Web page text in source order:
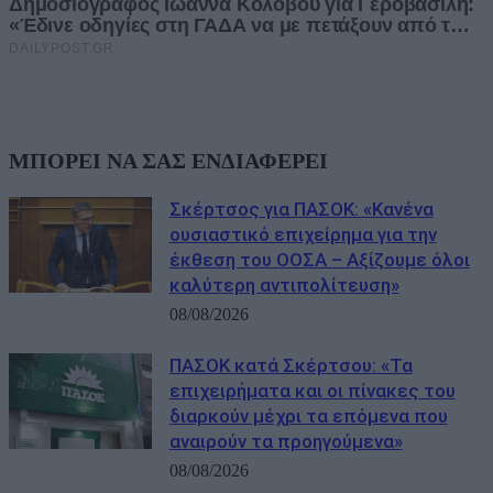
ΜΠΟΡΕΙ ΝΑ ΣΑΣ ΕΝΔΙΑΦΕΡΕΙ
Σκέρτσος για ΠΑΣΟΚ: «Κανένα
ουσιαστικό επιχείρημα για την
έκθεση του ΟΟΣΑ – Αξίζουμε όλοι
καλύτερη αντιπολίτευση»
08/08/2026
ΠΑΣΟΚ κατά Σκέρτσου: «Τα
επιχειρήματα και οι πίνακες του
διαρκούν μέχρι τα επόμενα που
αναιρούν τα προηγούμενα»
08/08/2026